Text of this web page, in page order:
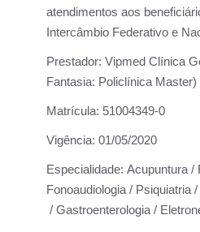
atendimentos aos
Intercâmbio Federativo e
Prestador: Vipmed Clínica
Fantasia: Policlínica Master)
Matrícula: 51004349-0
Vigência: 01/05/2020
Especialidade: Acupuntura /
Fonoaudiologia / Psiquiatria
/ Gastroenterologia /